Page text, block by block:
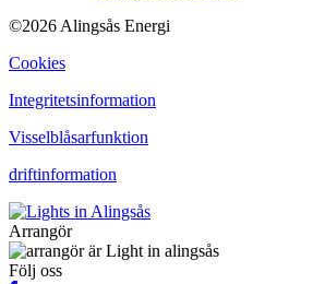
©2026 Alingsås Energi
Cookies
Integritetsinformation
Visselblåsarfunktion
driftinformation
Arrangör
Följ oss